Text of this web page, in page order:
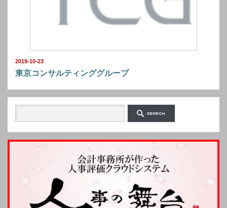
2019-10-23
東京コンサルティンググループ